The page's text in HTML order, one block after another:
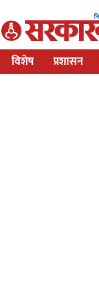
विशेष प्रशासन